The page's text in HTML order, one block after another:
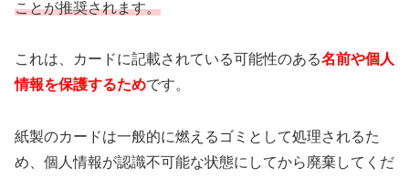
ことが推奨されます。
これは、カードに記載されている可能性のある名前や個人
情報を保護するためです。
紙製のカードは一般的に燃えるゴミとして処理されるた
め、個人情報が認識不可能な状態にしてから廃棄してくだ